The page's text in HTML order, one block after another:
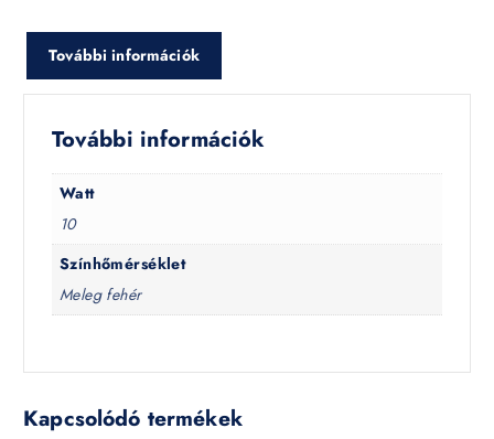
További információk
További információk
Watt
10
Színhőmérséklet
Meleg fehér
Kapcsolódó termékek